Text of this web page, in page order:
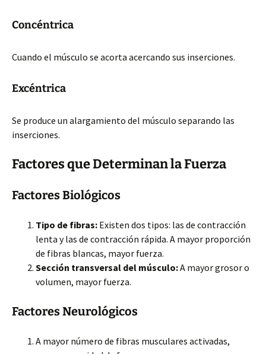
Concéntrica
Cuando el músculo se acorta acercando sus inserciones.
Excéntrica
Se produce un alargamiento del músculo separando las
inserciones.
Factores que Determinan la Fuerza
Factores Biológicos
Tipo de fibras: Existen dos tipos: las de contracción
lenta y las de contracción rápida. A mayor proporción
de fibras blancas, mayor fuerza.
Sección transversal del músculo:A mayor grosor o
volumen, mayor fuerza.
Factores Neurológicos
A mayor número de fibras musculares activadas,